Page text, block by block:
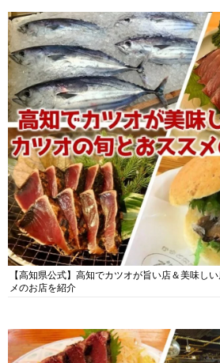
【高知県公式】高知でカツオが旨い店＆美味し
メのお店を紹介